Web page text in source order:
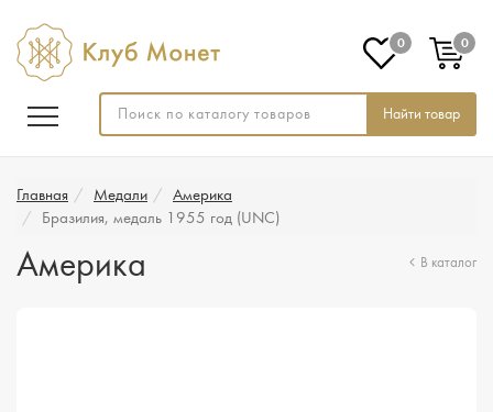
Найти товар
0 0
Главная Медали
Америка
Бразилия, медаль 1955 год (UNC)
Америка В каталог